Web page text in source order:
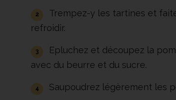
Trempez-y les tartines et
refroidir.
Epluchez et découpez la
avec du beurre et du sucre.
Saupoudrez légèrement les